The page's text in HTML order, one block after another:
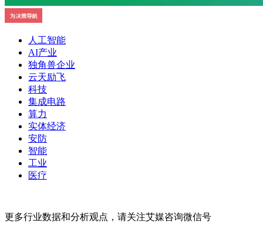
人工智能
AI产业
独角兽企业
云天励飞
科技
集成电路
算力
实体经济
安防
智能
工业
医疗
更多行业数据和分析观点，请关注艾媒咨询微信号